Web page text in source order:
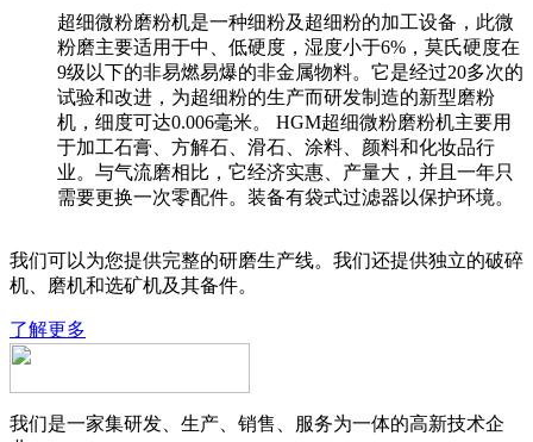
超细微粉磨粉机是一种细粉及超细粉的加工设备，此微
粉磨主要适用于中、低硬度，湿度小于6%，莫氏硬度在
9级以下的非易燃易爆的非金属物料。它是经过20多次的
试验和改进，为超细粉的生产而研发制造的新型磨粉
机，细度可达0.006毫米。 HGM超细微粉磨粉机主要用
于加工石膏、方解石、滑石、涂料、颜料和化妆品行
业。与气流磨相比，它经济实惠、产量大，并且一年只
需要更换一次零配件。装备有袋式过滤器以保护环境。
我们可以为您提供完整的研磨生产线。我们还提供独立的破碎
机、磨机和选矿机及其备件。
了解更多
我们是一家集研发、生产、销售、服务为一体的高新技术企